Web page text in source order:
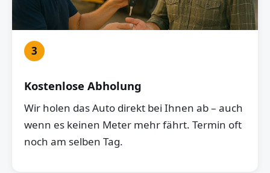
3
Kostenlose Abholung
Wir holen das Auto direkt bei Ihnen ab – auch
wenn es keinen Meter mehr fährt. Termin oft
noch am selben Tag.